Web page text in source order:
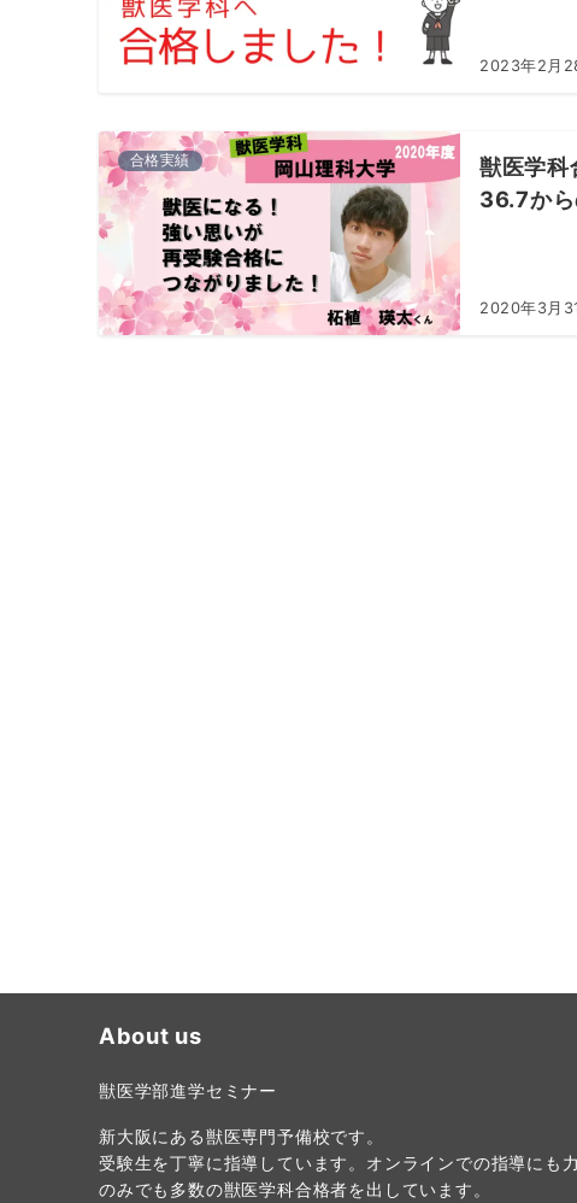
2023年2月
合格実績
獣医学
36.7から
2020年3月
About us
獣医学部進学セミナー
新大阪にある獣医専門予備校です。
受験生を丁寧に指導しています。オンラインでの指導にも
のみでも多数の獣医学科合格者を出しています。